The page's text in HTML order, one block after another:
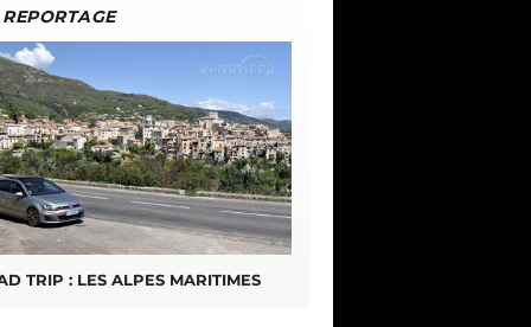
TRIP : LES ALPES MARITIMES